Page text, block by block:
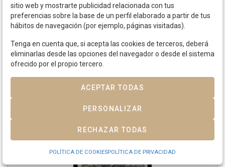
*ESPAÑA.Ed .195.40 cts. castaño rojizo. PRECIOSO.
sitio web y mostrarte publicidad relacionada con tus
preferencias sobre la base de un perfil elaborado a partir de tus
hábitos de navegación (por ejemplo, páginas visitadas).
Tenga en cuenta que, si acepta las cookies de terceros, deberá
eliminarlas desde las opciones del navegador o desde el sistema
ofrecido por el propio tercero.
ACEPTAR TODAS
PERSONALIZAR
RECHAZAR TODAS
POLÍTICA DE COOKIESPOLÍTICA DE PRIVACIDAD